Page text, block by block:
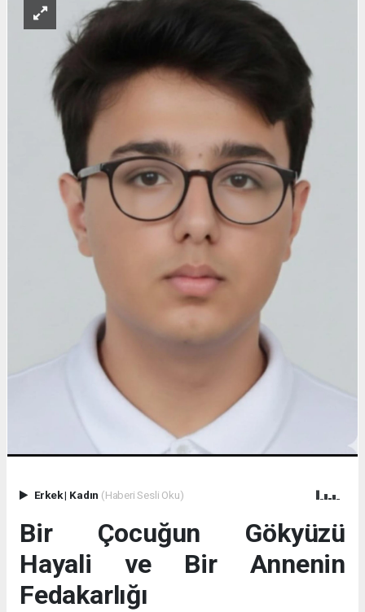
Erkek| Kadın (Haberi Sesli Oku)
Bir Çocuğun Gökyüzü
Hayali ve Bir Annenin
Fedakarlığı